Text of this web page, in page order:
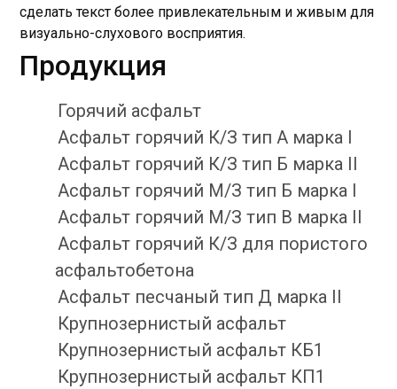
сделать текст более привлекательным и живым для
визуально-слухового восприятия.
Продукция
Горячий асфальт
Асфальт горячий К/З тип А марка I
Асфальт горячий К/З тип Б марка II
Асфальт горячий М/З тип Б марка I
Асфальт горячий М/З тип В марка II
Асфальт горячий К/З для пористого
асфальтобетона
Асфальт песчаный тип Д марка II
Крупнозернистый асфальт
Крупнозернистый асфальт КБ1
Крупнозернистый асфальт КП1